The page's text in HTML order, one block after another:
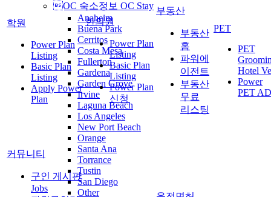
OC 숙소정보 OC Stay
Anaheim
Buena Park
Cerritos
Costa Mesa
Fullerton
Gardena
Garden Grove
Irvine
Laguna Beach
Los Angeles
New Port Beach
Orange
Santa Ana
Torrance
Tustin
San Diego
Other
학원
Power Plan
Listing
Basic Plan
Listing
Apply Power
Plan
한의원
Power Plan
Listing
Basic Plan
Listing
Power Plan
신청
부동산
부동산
홈
파워에
이전트
부동산
무료
리스팅
PET
PET
Hotel
Power
PET AD
커뮤니티
구인 게시판
Jobs